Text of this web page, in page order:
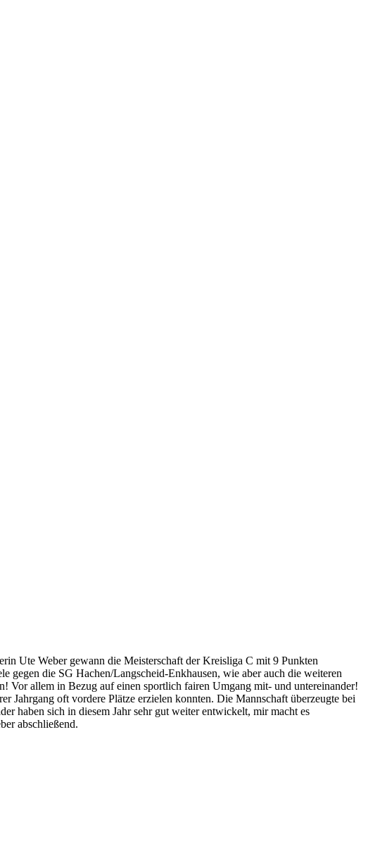
Ute Weber gewann die Meisterschaft der Kreisliga C mit 9 Punkten
gegen die SG Hachen/Langscheid-Enkhausen, wie aber auch die weiteren
Vor allem in Bezug auf einen sportlich fairen Umgang mit- und untereinander!
Jahrgang oft vordere Plätze erzielen konnten. Die Mannschaft überzeugte bei
haben sich in diesem Jahr sehr gut weiter entwickelt, mir macht es
abschließend.